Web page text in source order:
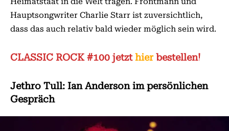
Hauptsongwriter Charlie Starr ist zuversichtlich,
dass das auch relativ bald wieder möglich sein wird.
CLASSIC ROCK #100 jetzthierbestellen!
Jethro Tull: Ian Anderson im persönlichen
Gespräch